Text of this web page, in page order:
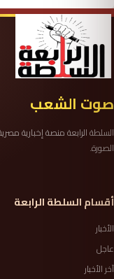
صوت الشعب
السلطة الرابعة منصة إخبارية
الصورة.
أقسام السلطة الرابعة
الأخبار
عاجل
آخر الأخبار